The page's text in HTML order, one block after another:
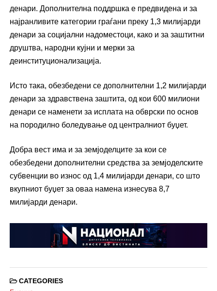
денари. Дополнителна поддршка е предвидена и за
најранливите категории граѓани преку 1,3 милијарди
денари за социјални надоместоци, како и за заштитни
друштва, народни кујни и мерки за
деинституционализација.
Исто така, обезбедени се дополнителни 1,2 милијарди
денари за здравствена заштита, од кои 600 милиони
денари се наменети за исплата на обврски по основ
на породилно боледување од централниот буџет.
Добра вест има и за земјоделците за кои се
обезбедени дополнителни средства за земјоделските
субвенции во износ од 1,4 милијарди денари, со што
вкупниот буџет за оваа намена изнесува 8,7
милијарди денари.
CATEGORIES